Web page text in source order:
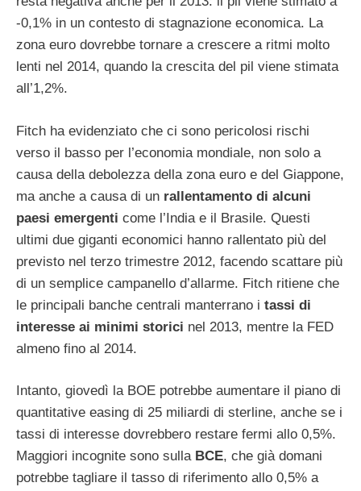
-0,1% in un contesto di stagnazione economica. La
zona euro dovrebbe tornare a crescere a ritmi molto
lenti nel 2014, quando la crescita del pil viene stimata
all’1,2%.
Fitch ha evidenziato che ci sono pericolosi rischi
verso il basso per l’economia mondiale, non solo a
causa della debolezza della zona euro e del Giappone,
ma anche a causa di un rallentamento di alcuni
paesi emergenti come l’India e il Brasile. Questi
ultimi due giganti economici hanno rallentato più del
previsto nel terzo trimestre 2012, facendo scattare più
di un semplice campanello d’allarme. Fitch ritiene che
le principali banche centrali manterrano i tassi di
interesse ai minimi storici nel 2013, mentre la FED
almeno fino al 2014.
Intanto, giovedì la BOE potrebbe aumentare il piano di
quantitative easing di 25 miliardi di sterline, anche se i
tassi di interesse dovrebbero restare fermi allo 0,5%.
Maggiori incognite sono sulla BCE, che già domani
potrebbe tagliare il tasso di riferimento allo 0,5% a